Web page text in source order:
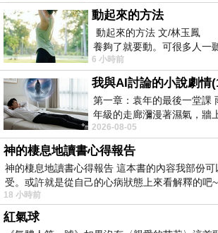
動起來的方法
動起來的方法 文/林玉
養夠了就要動。可很多人一
6 小時前
我與AI討論的小說劇情
第一章：袁年的最後一堂課
年級的走廊瀰漫著濕氣，牆
微微捲起。 堯禹舜站在辦公
2026-08-05
神的棲息地讀書心得報告
神的棲息地讀書心得報告 這本書的內容我部份
受。或許就是從自己的心病狀態上來看解釋的吧
18 小時前
紅氣球